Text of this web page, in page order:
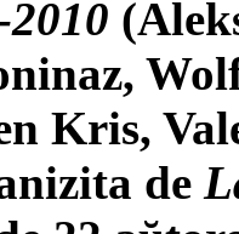
Kris,
de